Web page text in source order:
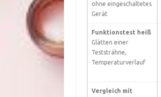
ohne eingeschaltetes
Gerät
Funktionstest heiß
Glätten einer
Teststrähne,
Temperaturverlauf
Vergleich mit